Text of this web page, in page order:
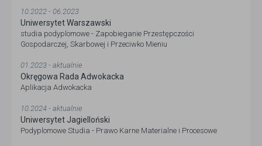
10.2022 - 06.2023
Uniwersytet Warszawski
studia podyplomowe - Zapobieganie Przestępczości
Gospodarczej, Skarbowej i Przeciwko Mieniu
01.2023 - aktualnie
Okręgowa Rada Adwokacka
Aplikacja Adwokacka
10.2024 - aktualnie
Uniwersytet Jagielloński
Podyplomowe Studia - Prawo Karne Materialne i Procesowe